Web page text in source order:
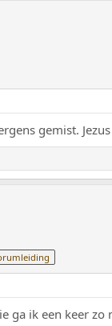
gemist.
ga ik een keer zo